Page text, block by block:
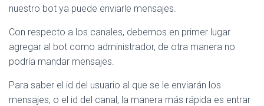
nuestro bot ya puede enviarle mensajes.
Con respecto a los canales, debemos en primer lugar
agregar al bot como administrador, de otra manera no
podría mandar mensajes.
Para saber el id del usuario al que se le enviarán los
mensajes, o el id del canal, la manera más rápida es entrar